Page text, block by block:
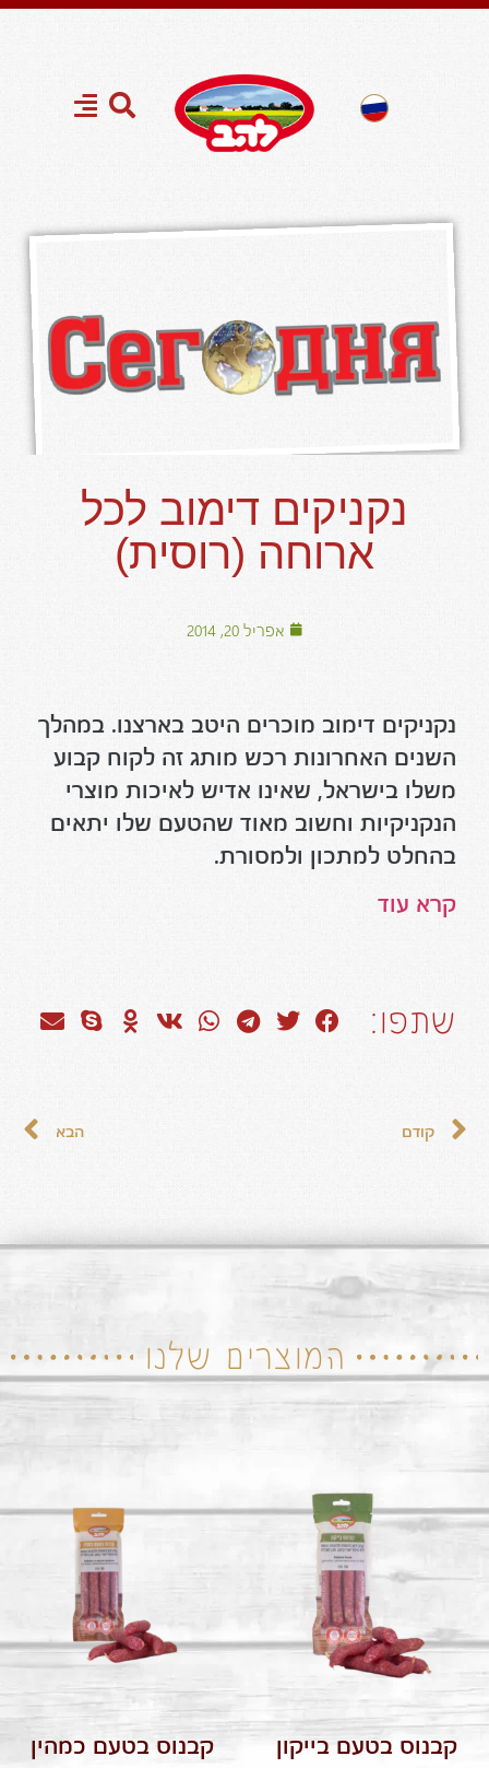
נקניקים דימוב לכל
ארוחה (רוסית)
אפריל 20, 2014
נקניקים דימוב מוכרים היטב בארצנו. במהלך
השנים האחרונות רכש מותג זה לקוח קבוע
משלו בישראל, שאינו אדיש לאיכות מוצרי
הנקניקיות וחשוב מאוד שהטעם שלו יתאים
בהחלט למתכון ולמסורת.
קרא עוד
שתפו:
קודם הבא
המוצרים שלנו
קבנוס בטעם בייקון קבנוס בטעם כמהין